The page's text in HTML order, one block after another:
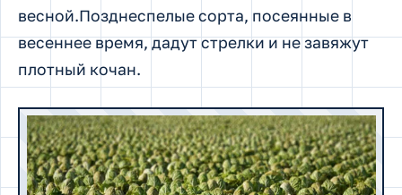
весной.Позднеспелые сорта, посеянные в
весеннее время, дадут стрелки и не завяжут
плотный кочан.